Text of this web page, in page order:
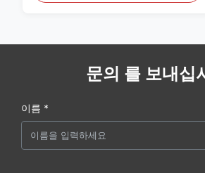
문의 를 보내십
이름 *